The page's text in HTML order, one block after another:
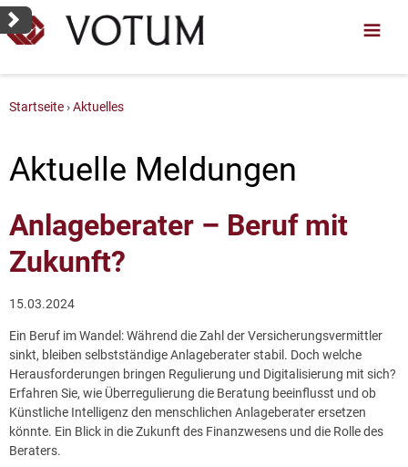
Startseite Aktuelles
Aktuelle Meldungen
Anlageberater – Beruf mit
Zukunft?
15.03.2024
Ein Beruf im Wandel: Während die Zahl der Versicherungsvermittler
sinkt, bleiben selbstständige Anlageberater stabil. Doch welche
Herausforderungen bringen Regulierung und Digitalisierung mit sich?
Erfahren Sie, wie Überregulierung die Beratung beeinflusst und ob
Künstliche Intelligenz den menschlichen Anlageberater ersetzen
könnte. Ein Blick in die Zukunft des Finanzwesens und die Rolle des
Beraters.